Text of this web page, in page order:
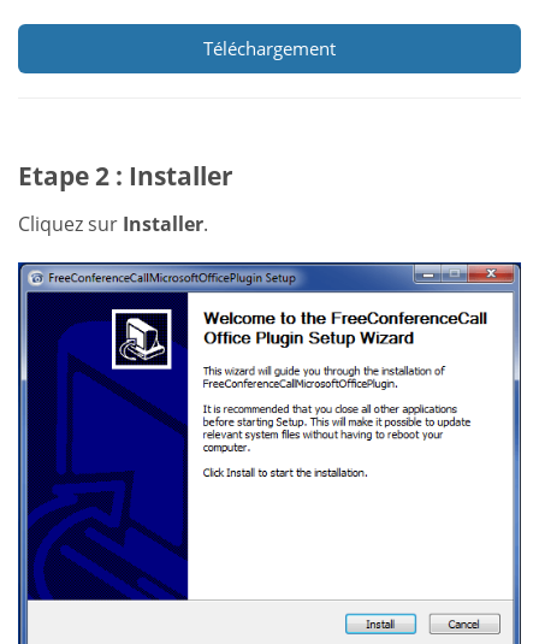
Téléchargement
Etape 2 : Installer
Cliquez sur Installer.